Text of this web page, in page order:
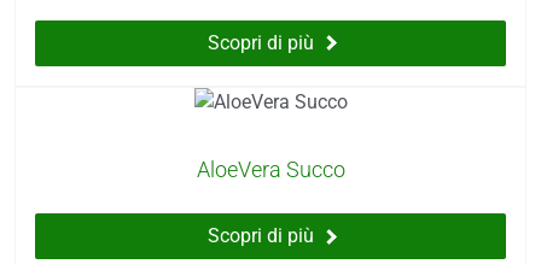
Scopri di più
AloeVera Succo
Scopri di più